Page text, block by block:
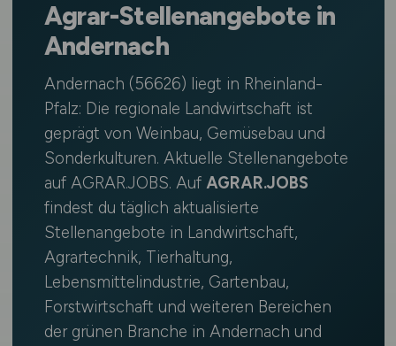
Agrar-Stellenangebote in
Andernach
Andernach (56626) liegt in Rheinland-
Pfalz: Die regionale Landwirtschaft ist
geprägt von Weinbau, Gemüsebau und
Sonderkulturen. Aktuelle Stellenangebote
auf AGRAR.JOBS. Auf AGRAR.JOBS
findest du täglich aktualisierte
Stellenangebote in Landwirtschaft,
Agrartechnik, Tierhaltung,
Lebensmittelindustrie, Gartenbau,
Forstwirtschaft und weiteren Bereichen
der grünen Branche in Andernach und